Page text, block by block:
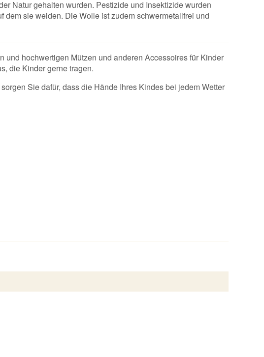
Natur gehalten wurden. Pestizide und Insektizide wurden
sie weiden. Die Wolle ist zudem schwermetallfrei und
hochwertigen Mützen und anderen Accessoires für Kinder
die Kinder gerne tragen.
Sie dafür, dass die Hände Ihres Kindes bei jedem Wetter